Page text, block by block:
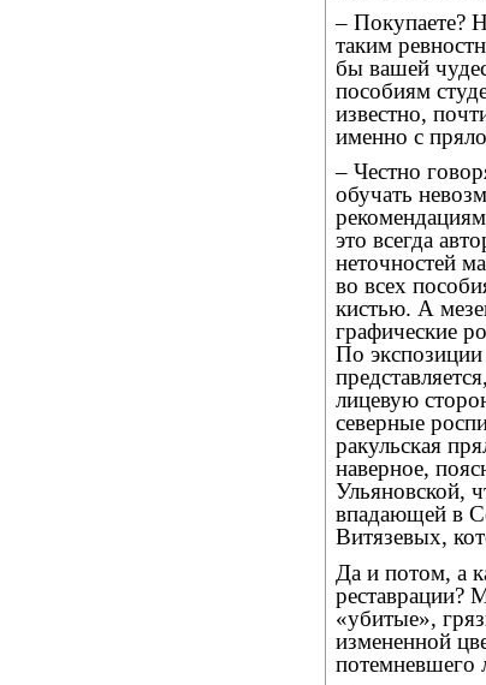
– Покупаете?
таким
бы вашей
пособиям
известно,
именно с
– Честно
обучать
это всегда
неточностей
во всех
кистью. А
графические
По
лицевую
северные
ракульская
наверное,
Ульяновской,
впадающей в
Витязевых,
Да и потом, а
реставрации?
«убитые»,
измененной
потемневшего